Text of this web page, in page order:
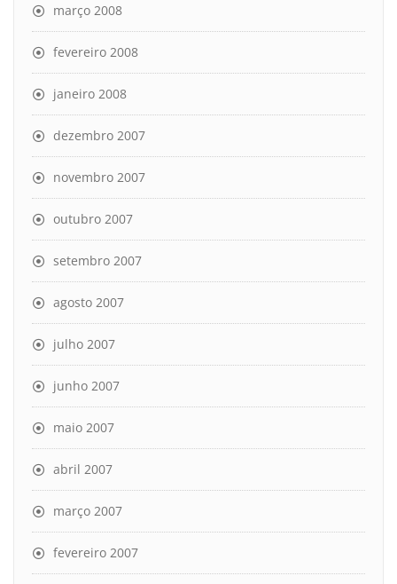
março 2008
fevereiro 2008
janeiro 2008
dezembro 2007
novembro 2007
outubro 2007
setembro 2007
agosto 2007
julho 2007
junho 2007
maio 2007
abril 2007
março 2007
fevereiro 2007